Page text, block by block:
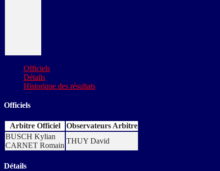
Officiels
Détails
Historique des résultats
Officiels
Arbitre Officiel
Observateurs Arbitre
BUSCH Kylian
CARNET Romain
THUY David
Détails